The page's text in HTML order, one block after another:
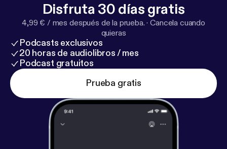
Disfruta 30 días gratis
4,99 € / mes después de la prueba. ·Cancela cuando
quieras
Podcasts exclusivos
20 horas de audiolibros / mes
Podcast gratuitos
Prueba gratis